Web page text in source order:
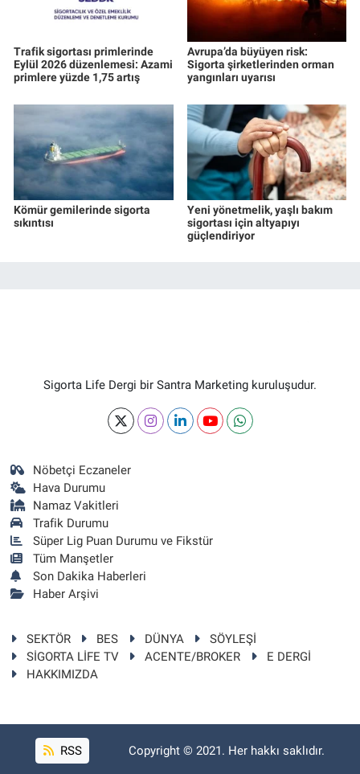
Trafik sigortası primlerinde
Eylül 2026 düzenlemesi: Azami
primlere yüzde 1,75 artış
Avrupa’da büyüyen risk:
Sigorta şirketlerinden orman
yangınları uyarısı
Kömür gemilerinde sigorta
sıkıntısı
Yeni yönetmelik, yaşlı bakım
sigortası için altyapıyı
güçlendiriyor
Sigorta Life Dergi bir Santra Marketing kuruluşudur.
Nöbetçi Eczaneler
Hava Durumu
Namaz Vakitleri
Trafik Durumu
Süper Lig Puan Durumu ve Fikstür
Tüm Manşetler
Son Dakika Haberleri
Haber Arşivi
SEKTÖR BES DÜNYA
SÖYLEŞİ
SİGORTA LİFE TV
ACENTE/BROKER
E DERGİ
HAKKIMIZDA
RSS Copyright © 2021. Her hakkı saklıdır.